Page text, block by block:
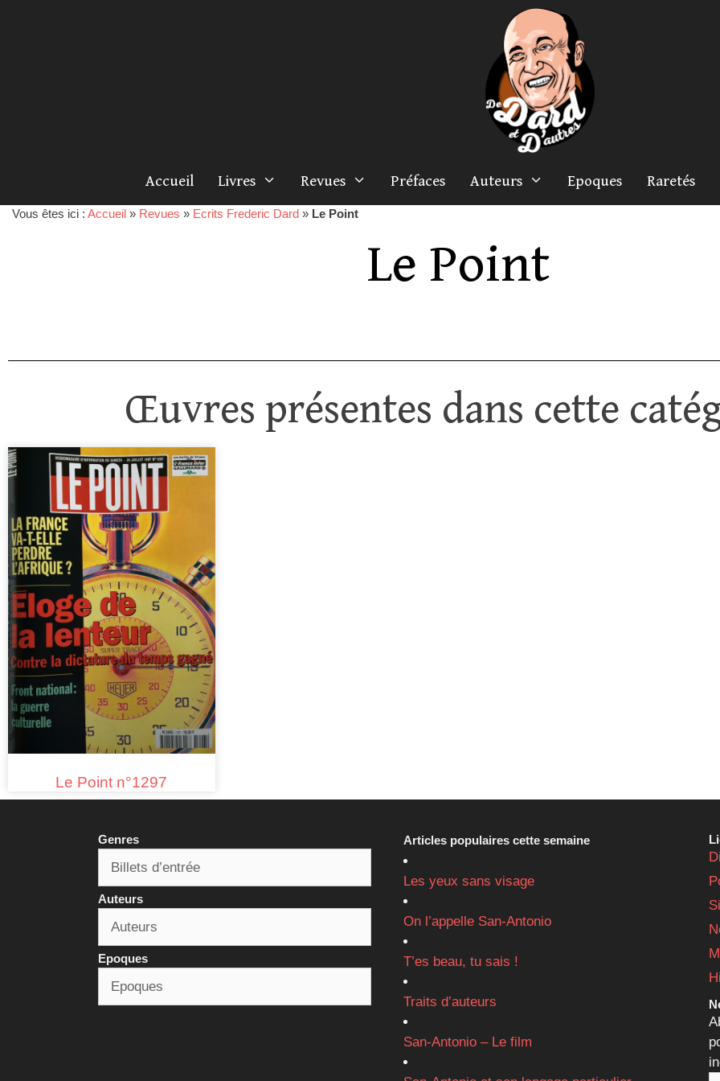
Accueil Livres Revues Préfaces Auteurs Epoques Raretés
Vous êtes ici : Accueil » Revues » Ecrits Frederic Dard » Le Point
Le Point
Œuvres présentes dans cette
Le Point n°1297
Genres
Auteurs
Epoques
Articles populaires cette semaine
Les yeux sans visage
On l’appelle San-Antonio
T’es beau, tu sais !
Traits d’auteurs
San-Antonio – Le film